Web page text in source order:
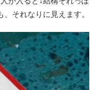
それなりに見えます。